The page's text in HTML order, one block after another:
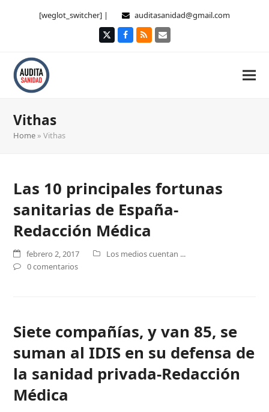
[weglot_switcher] | auditasanidad@gmail.com
TwitterFacebook
RSS Correo
Vithas
Home »Vithas
Las 10 principales fortunas
sanitarias de España-
Redacción Médica
febrero 2, 2017
Los medios cuentan ...
0 comentarios
Siete compañías, y van 85, se
suman al IDIS en su defensa de
la sanidad privada-Redacción
Médica